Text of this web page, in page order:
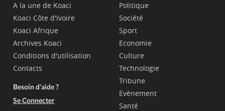
A la une de Koaci
Koaci Côte d'Ivoire
Koaci Afrique
Archives Koaci
Conditions d'utilisation
Contacts
Besoin d'aide ?
Se Connecter
Politique
Société
Sport
Economie
Culture
Technologie
Tribune
Evènement
Santé